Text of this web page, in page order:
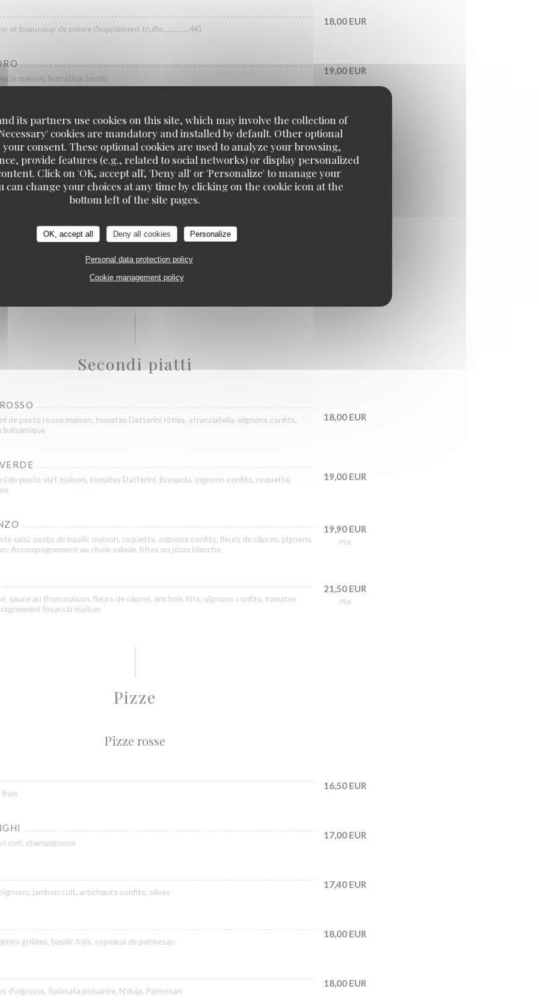
its partners use cookies on this site, which may involve the collection of
cookies are mandatory and installed by default. Other optional
consent. These optional cookies are used to analyze your browsing,
provide features (e.g., related to social networks) or display personalized
Click on 'OK, accept all', 'Deny all' or 'Personalize' to manage your
can change your choices at any time by clicking on the cookie icon at the
bottom left of the site pages.
OK, accept all Deny all cookies Personalize
Personal data protection policy
Cookie management policy
et beaucoup de poivre (Supplément truffe...............4€)
18,00 EUR
maison, burratina, basilic
19,00 EUR
poulpe grillé, tomates, olives, câpres, sauce vièrge, pangratatto
23,50 EUR
et parmesan, truffe, épinards, copeaux de truffe
tomates confites (Supplément Mortadelle..................3€ )
confites maison, stracciatella, pangratatto
Secondi piatti
de pesto rosso maison, tomates Datterini rôties, stracciatella, oignons confits,
balsamique
18,00 EUR
de pesto vert maison, tomates Datterini, Bresaola, oignons confits, roquette,
19,00 EUR
saisi, pesto de basilic maison, roquette, oignons confits, fleurs de câpres, pignons
Accompagnement au choix salade, frites ou pizza blanche
19,90 EUR
Plat
sauce au thon maison, fleurs de câpres, anchois frits, oignons confits, tomates
focaccia maison
21,50 EUR
Plat
Pizze
Pizze rosse
frais
16,50 EUR
cuit, champignons
17,00 EUR
jambon cuit, artichauts confits, olives
17,40 EUR
grillées, basilic frais, copeaux de parmesan
18,00 EUR
d’oignons, Spianata piquante, N’duja, Parmesan
18,00 EUR
Capricciosa